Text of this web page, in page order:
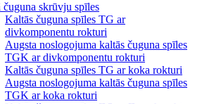
čuguna skrūvju spīles
Kaltās čuguna spīles TG ar
divkomponentu rokturi
Augsta noslogojuma kaltās čuguna spīles
TGK ar divkomponentu rokturi
Kaltās čuguna spīles TG ar koka rokturi
Augsta noslogojuma kaltās čuguna spīles
TGK ar koka rokturi